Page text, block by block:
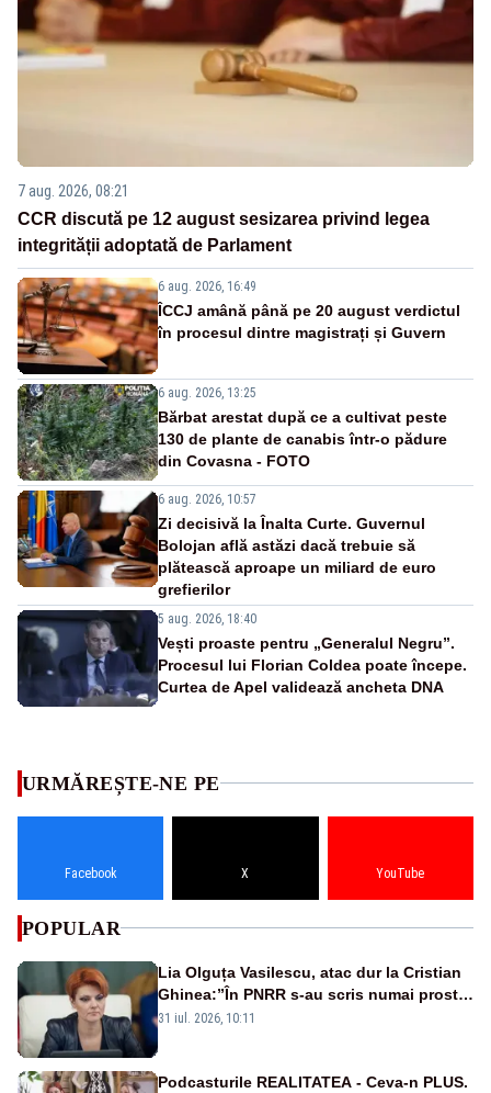
7 aug. 2026, 08:21
CCR discută pe 12 august sesizarea privind legea
integrității adoptată de Parlament
6 aug. 2026, 16:49
ÎCCJ amână până pe 20 august verdictul
în procesul dintre magistrați și Guvern
6 aug. 2026, 13:25
Bărbat arestat după ce a cultivat peste
130 de plante de canabis într-o pădure
din Covasna - FOTO
6 aug. 2026, 10:57
Zi decisivă la Înalta Curte. Guvernul
Bolojan află astăzi dacă trebuie să
plătească aproape un miliard de euro
grefierilor
5 aug. 2026, 18:40
Vești proaste pentru „Generalul Negru”.
Procesul lui Florian Coldea poate începe.
Curtea de Apel validează ancheta DNA
URMĂREȘTE-NE PE
Facebook X YouTube
POPULAR
Lia Olguța Vasilescu, atac dur la Cristian
Ghinea:”În PNRR s-au scris numai prostii.
Este o negociere proastă pe care a făcut-
31 iul. 2026, 10:11
Podcasturile REALITATEA - Ceva-n PLUS.